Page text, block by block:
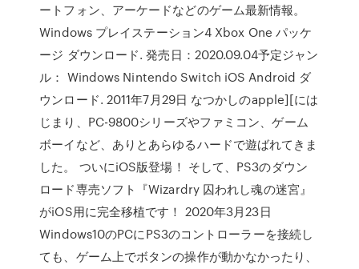
ートフォン、アーケードなどのゲーム最新情報。
Windows プレイステーション4 Xbox One パッケ
ージ ダウンロード. 発売日：2020.09.04予定ジャン
ル： Windows Nintendo Switch iOS Android ダ
ウンロード. 2011年7月29日 なつかしのapple][には
じまり、PC-9800シリーズやファミコン、ゲーム
ボーイなど、ありとあらゆるハードで遊ばれてきま
した。 ついにiOS版登場！ そして、PS3のダウン
ロード専売ソフト『Wizardry 囚われし魂の迷宮』
がiOS用に完全移植です！ 2020年3月23日
Windows10のPCにPS3のコントローラーを接続し
ても、ゲーム上でボタンの操作が動かなかったり、